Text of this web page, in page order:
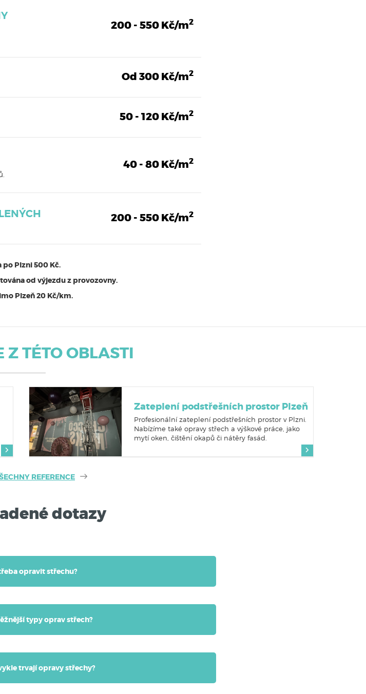
200 - 550 Kč/m2
Od 300 Kč/m2
50 - 120 Kč/m2
40 - 80 Kč/m2
200 - 550 Kč/m2
po Plzni 500 Kč.
od výjezdu z provozovny.
Plzeň 20 Kč/km.
Z TÉTO OBLASTI
Zateplení podstřešních prostor Plzeň
Profesionální zateplení podstřešních prostor v Plzni.
Nabízíme také opravy střech a výškové práce, jako
mytí oken, čištění okapů či nátěry fasád.
REFERENCE
dotazy
opravit střechu?
typy oprav střech?
trvají opravy střechy?